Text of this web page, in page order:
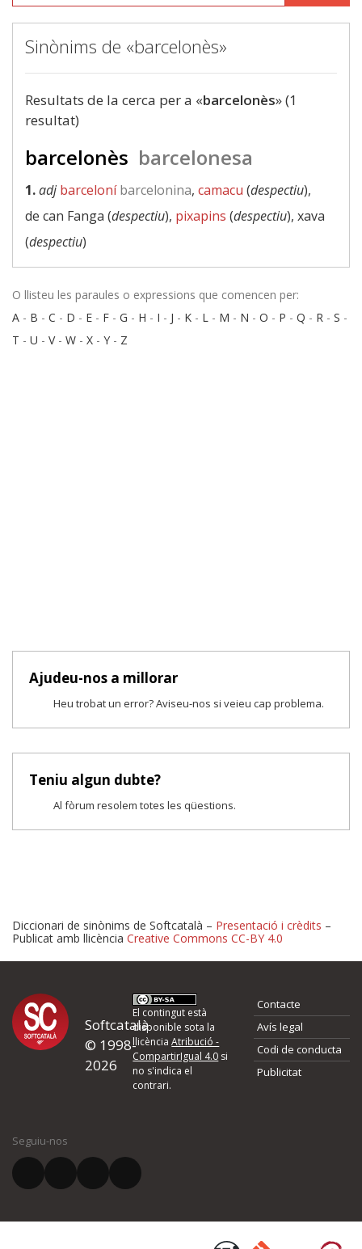
Sinònims de «barcelonès»
Resultats de la cerca per a «barcelonès» (1
resultat)
barcelonès barcelonesa
1.adj barceloníbarcelonina, camacu (despectiu),
de can Fanga (despectiu), pixapins (despectiu), xava
(despectiu)
O llisteu les paraules o expressions que comencen per:
A - B - C - D - E - F - G - H - I - J - K - L - M - N - O - P - Q - R - S -
T - U - V- W - X - Y - Z
Ajudeu-nos a millorar
Heu trobat un error? Aviseu-nos si veieu cap problema.
Teniu algun dubte?
Al fòrum resolem totes les qüestions.
Proposeu-nos millores o
d'errors
Si heu trobat un error o voleu proposar alguna millora, ompliu els
quina és la millora que proposeu o l'error del qual voleu informar-
El vostre correu electrònic *
Diccionari de sinònims de Softcatalà – Presentació i crèdits –
Publicat amb llicència Creative Commons CC-BY 4.0
Softcatalà
© 1998-
2026
El contingut està
disponible sota la
llicènciaAtribució -
CompartirIgual 4.0 si
no s'indica el
contrari.
Contacte
Avís legal
Codi de conducta
Publicitat
Seguiu-nos